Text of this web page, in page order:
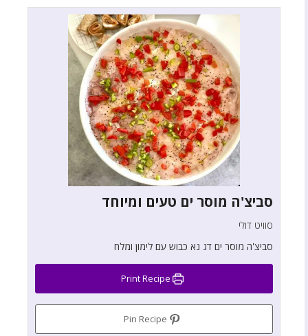
סביצ'ה מוסר ים טעים ומיוחד
סוויט דולי
סביצ'ה מוסר ים דג נא כבוש עם לימון ומלח